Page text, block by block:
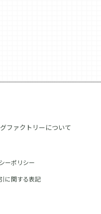
ファクトリーについて
ーポリシー
に関する表記